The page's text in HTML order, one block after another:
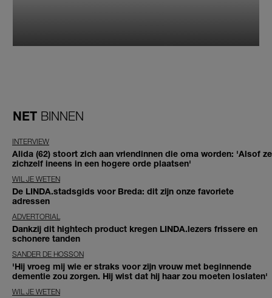
NET BINNEN
INTERVIEW
Alida (62) stoort zich aan vriendinnen die oma worden: 'Alsof ze
zichzelf ineens in een hogere orde plaatsen'
WIL JE WETEN
De LINDA.stadsgids voor Breda: dit zijn onze favoriete
adressen
ADVERTORIAL
Dankzij dit hightech product kregen LINDA.lezers frissere en
schonere tanden
SANDER DE HOSSON
'Hij vroeg mij wie er straks voor zijn vrouw met beginnende
dementie zou zorgen. Hij wist dat hij haar zou moeten loslaten'
WIL JE WETEN